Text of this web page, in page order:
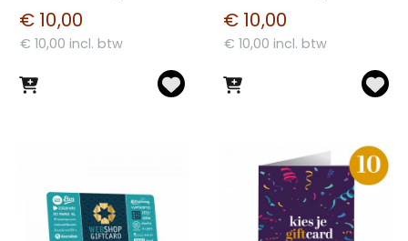
€ 10,00
€ 10,00 incl. btw
€ 10,00
€ 10,00 incl. btw